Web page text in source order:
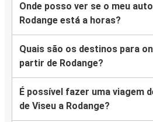
Onde posso ver se o meu
Rodange está a horas?
Quais são os destinos para
partir de Rodange?
É possível fazer uma viagem
de Viseu a Rodange?